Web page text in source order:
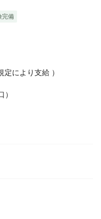
完備
により支給 ）